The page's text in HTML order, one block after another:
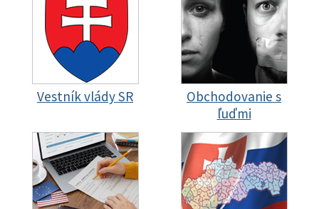
Vestník vlády SR
Obchodovanie s
ľuďmi